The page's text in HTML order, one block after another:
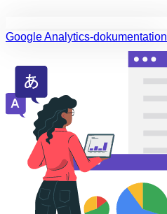
Google Analytics-dokumentation